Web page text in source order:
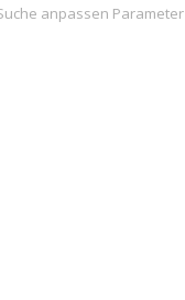
anpassen Parameter